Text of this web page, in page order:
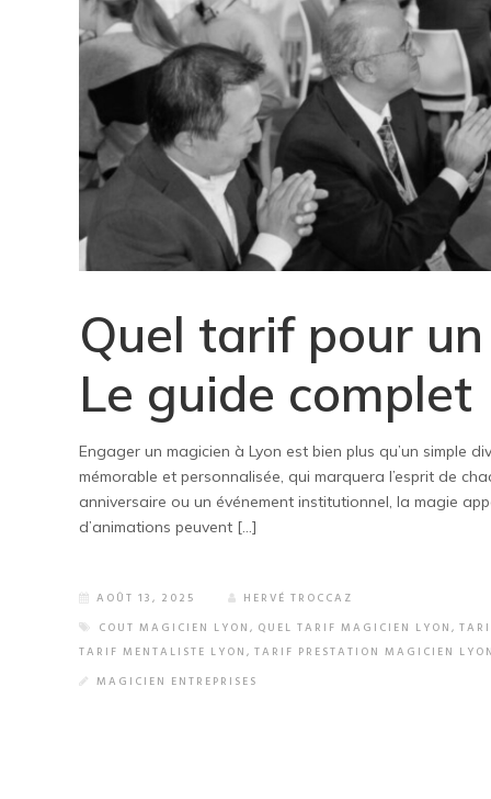
Quel tarif pour
Le guide complet
Engager un magicien à Lyon est bien plus qu’un simple
mémorable et personnalisée, qui marquera l’esprit de
anniversaire ou un événement institutionnel, la magie
d’animations peuvent […]
AOÛT 13, 2025
HERVÉ TROCCAZ
COUT MAGICIEN LYON, QUEL TARIF MAGICIEN LYON,
TARIF MENTALISTE LYON, TARIF PRESTATION MAGICIEN LYON
MAGICIEN ENTREPRISES